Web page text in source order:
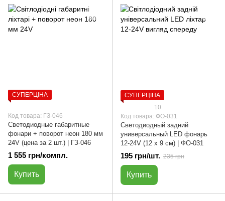
СУПЕРЦІНА
Код товара: ГЗ-046
Светодиодные габаритные
фонари + поворот неон 180 мм
24V (цена за 2 шт.) | ГЗ-046
1 555 грн/компл.
Купить
СУПЕРЦІНА
10
Код товара: ФО-031
Светодиодный задний
универсальный LED фонарь
12-24V (12 х 9 см) | ФО-031
195 грн/шт. 235 грн
Купить